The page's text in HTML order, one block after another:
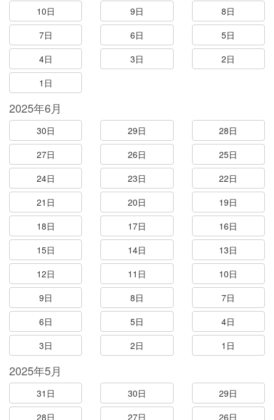
10日
9日
8日
7日
6日
5日
4日
3日
2日
1日
2025年6月
30日 29日
28日
27日
26日
25日
24日
23日
22日
21日
20日
19日
18日
17日
16日
15日
14日
13日
12日
11日
10日
9日
8日
7日
6日
5日
4日
3日
2日 1日
2025年5月
31日 30日
29日
28日
27日 26日